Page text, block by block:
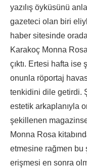
yazılış öyküsünü
gazeteci olan biri
haber sitesinde
Karakoç Monna
çıktı. Ertesi hafta
onunla röportaj
tenkidini dile getirdi.
estetik arkaplanıyla
şekillenen
Monna Rosa
etmesine rağmen bu
erişmesi en sonra